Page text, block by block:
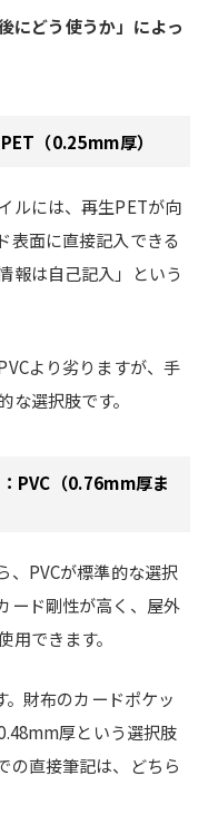
後にどう使うか」によっ
（0.25mm厚）
ルには、再生PETが向
表面に直接記入できる
報は自己記入」という
より劣りますが、手
選択肢です。
PVC（0.76mm厚ま
、PVCが標準的な選択
ード剛性が高く、屋外
できます。
財布のカードポケッ
厚という選択肢
の直接筆記は、どちら